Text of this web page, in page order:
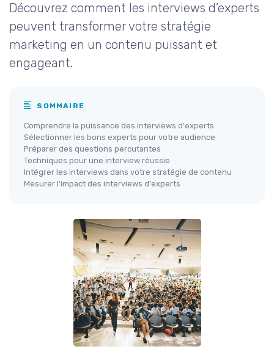
Découvrez comment les interviews d'experts
peuvent transformer votre stratégie
marketing en un contenu puissant et
engageant.
SOMMAIRE
Comprendre la puissance des interviews d'experts
Sélectionner les bons experts pour votre audience
Préparer des questions percutantes
Techniques pour une interview réussie
Intégrer les interviews dans votre stratégie de contenu
Mesurer l'impact des interviews d'experts